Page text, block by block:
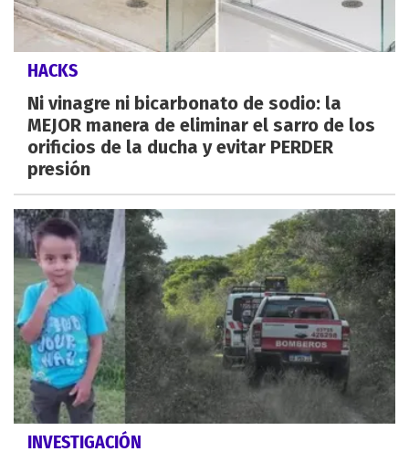
HACKS
Ni vinagre ni bicarbonato de sodio: la
MEJOR manera de eliminar el sarro de los
orificios de la ducha y evitar PERDER
presión
INVESTIGACIÓN